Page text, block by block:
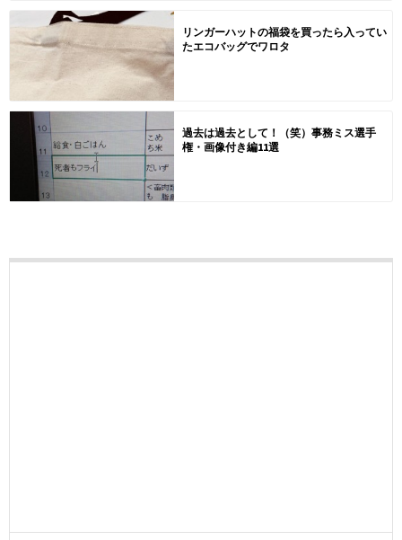
リンガーハットの福袋を買ったら入ってい
たエコバッグでワロタ
過去は過去として！（笑）事務ミス選手
権・画像付き編11選